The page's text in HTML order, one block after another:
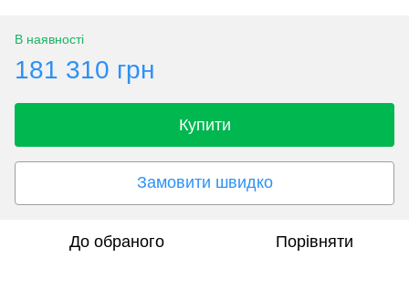
В наявності
181 310 грн
Купити
Замовити швидко
До обраного Порівняти